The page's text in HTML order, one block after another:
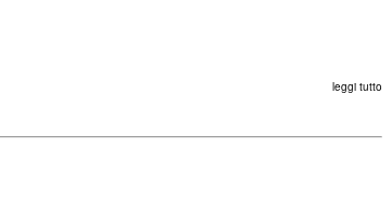
leggi tutto